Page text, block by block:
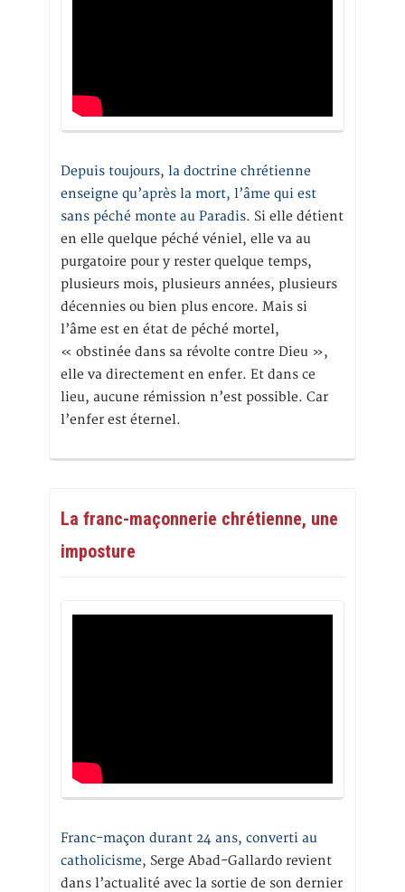
Depuis toujours, la doctrine chrétienne
enseigne qu’après la mort, l’âme qui est
sans péché monte au Paradis. Si elle détient
en elle quelque péché véniel, elle va au
purgatoire pour y rester quelque temps,
plusieurs mois, plusieurs années, plusieurs
décennies ou bien plus encore. Mais si
l’âme est en état de péché mortel,
« obstinée dans sa révolte contre Dieu »,
elle va directement en enfer. Et dans ce
lieu, aucune rémission n’est possible. Car
l’enfer est éternel.
La franc-maçonnerie chrétienne, une
imposture
Franc-maçon durant 24 ans, converti au
catholicisme, Serge Abad-Gallardo revient
dans l’actualité avec la sortie de son dernier